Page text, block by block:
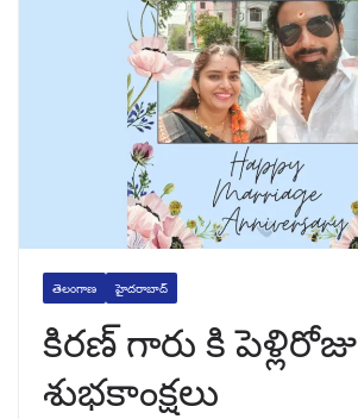
తెలంగాణ హైదరాబాద్
కిరణ్ గారు కి పెళ్లిరోజు
శుభకాంక్షలు